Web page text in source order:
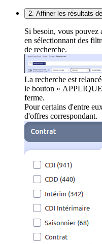
2. Affiner les résultats
Si besoin, vous pouvez
en sélectionnant des
de recherche.
La recherche est
le bouton «
ferme.
Pour certains d'entre
d'offres correspondant.